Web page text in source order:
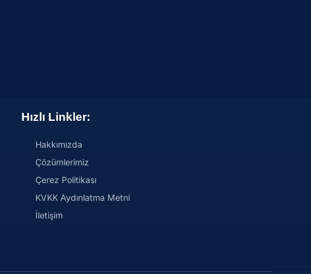
Hızlı Linkler:
Hakkımızda
Çözümlerimiz
Çerez Politikası
KVKK Aydınlatma Metni
İletişim